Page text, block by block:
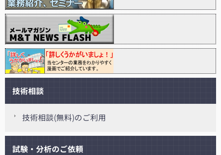
技術相談
技術相談(無料)のご利用
試験・分析のご依頼